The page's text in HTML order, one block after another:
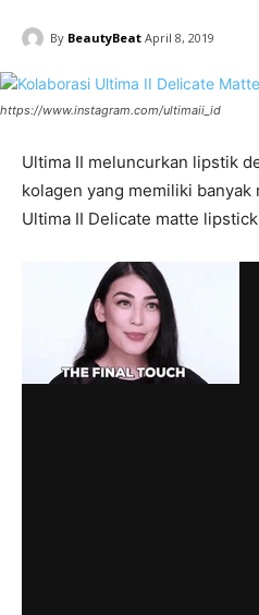
By BeautyBeat April 8, 2019
https://www.instagram.com/ultimaii_id
Ultima II meluncurkan lipstik
kolagen yang memiliki
Ultima II Delicate matte